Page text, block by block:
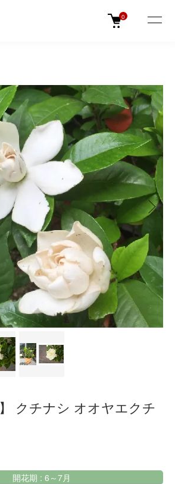
0
】 クチナシ オオヤエクチ
開花期 : 6～7月